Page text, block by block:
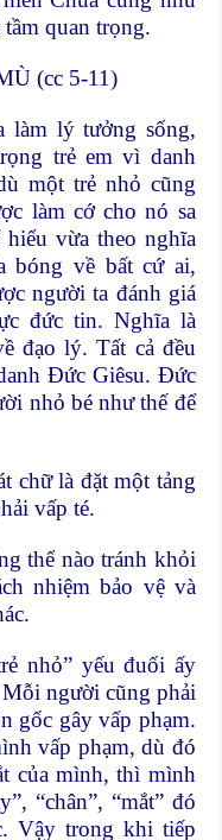
quan trọng.
(cc 5-11)
làm lý tưởng sống,
trẻ em vì danh
một trẻ nhỏ cũng
làm cớ cho nó sa
vừa theo nghĩa
bóng về bất cứ ai,
người ta đánh giá
đức tin. Nghĩa là
đạo lý. Tất cả đều
Đức Giêsu. Đức
nhỏ bé như thế để
chữ là đặt một tảng
vấp té.
thể nào tránh khỏi
nhiệm bảo vệ và
nhỏ” yếu đuối ấy
người cũng phải
gốc gây vấp phạm.
vấp phạm, dù đó
của mình, thì mình
“chân”, “mắt” đó
Vậy trong khi tiếp